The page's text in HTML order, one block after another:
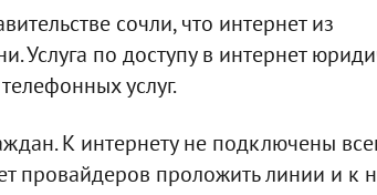
сочли, что интернет из
Услуга по доступу в интернет
услуг.
К интернету не подключены
провайдеров проложить линии и к